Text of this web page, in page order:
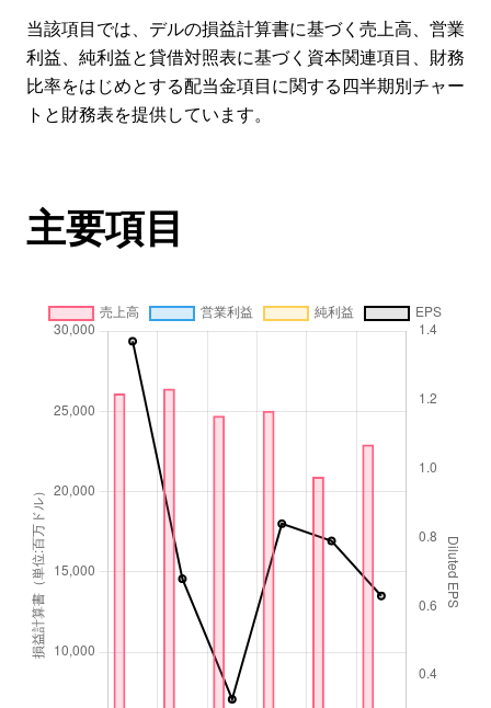
当該項目では、デルの損益計算書に基づく売上高、営業
利益、純利益と貸借対照表に基づく資本関連項目、財務
比率をはじめとする配当金項目に関する四半期別チャー
トと財務表を提供しています。
主要項目